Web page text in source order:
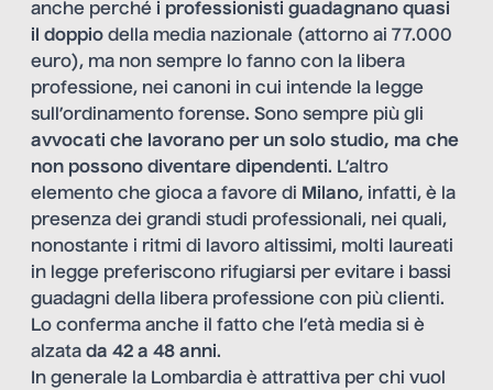
anche perché i professionisti guadagnano quasi
il doppio della media nazionale (attorno ai 77.000
euro), ma non sempre lo fanno con la libera
professione, nei canoni in cui intende la legge
sull’ordinamento forense. Sono sempre più gli
avvocati che lavorano per un solo studio, ma che
non possono diventare dipendenti. L’altro
elemento che gioca a favore di Milano, infatti, è la
presenza dei grandi studi professionali, nei quali,
nonostante i ritmi di lavoro altissimi, molti laureati
in legge preferiscono rifugiarsi per evitare i bassi
guadagni della libera professione con più clienti.
Lo conferma anche il fatto che l’età media si è
alzata da 42 a 48 anni.
In generale la Lombardia è attrattiva per chi vuol